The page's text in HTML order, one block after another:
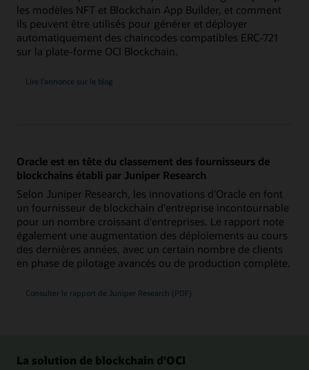
les modèles NFT et Blockchain App Builder, et comment
ils peuvent être utilisés pour générer et déployer
automatiquement des chaincodes compatibles ERC-721
sur la plate-forme OCI Blockchain.
Lire l’annonce sur le blog
Oracle est en tête du classement des fournisseurs de
blockchains établi par Juniper Research
Selon Juniper Research, les innovations d'Oracle en font
un fournisseur de blockchain d'entreprise incontournable
pour un nombre croissant d'entreprises. Le rapport note
également une augmentation des déploiements au cours
des dernières années, avec un certain nombre de clients
en phase de pilotage avancés ou de production complète.
Consulter le rapport de Juniper Research (PDF)
La solution de blockchain d'OCI